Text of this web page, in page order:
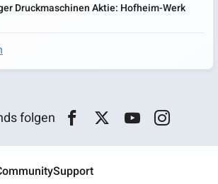
Druckmaschinen Aktie: Hofheim-Werk
folgen
Support